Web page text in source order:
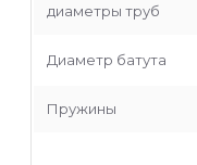
диаметры труб
Диаметр батута
Пружины